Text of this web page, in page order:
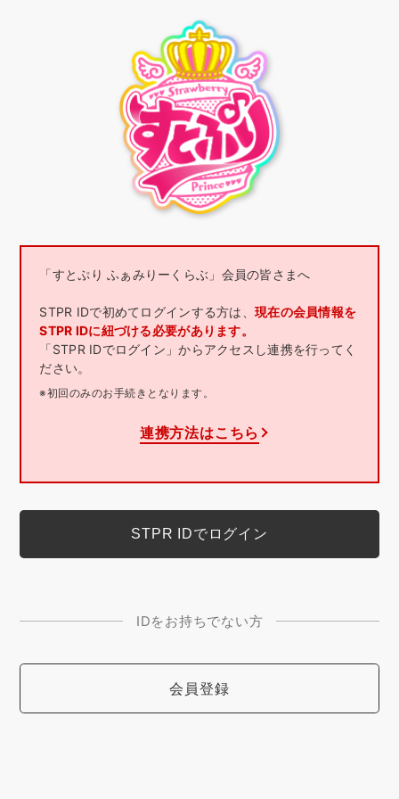
「すとぷり ふぁみりーくらぶ」会員の皆さまへ
STPR IDで初めてログインする方は、 現在の会員情報を
STPR IDに紐づける必要があります。
「STPR IDでログイン」からアクセスし連携を行ってく
ださい。
※初回のみのお手続きとなります。
連携方法はこちら
IDをお持ちでない方
会員登録